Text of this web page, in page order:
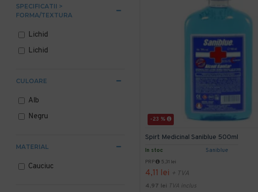
SPECIFICATII >
FORMA/TEXTURA
Lichid
Lichid
CULOARE
Alb
Negru
MATERIAL
Cauciuc
-23 %
In stoc Saniblue
Spirt Medicinal Saniblue 500ml
PRP 5,31 lei
4,11 lei + TVA
4,97 lei TVA inclus